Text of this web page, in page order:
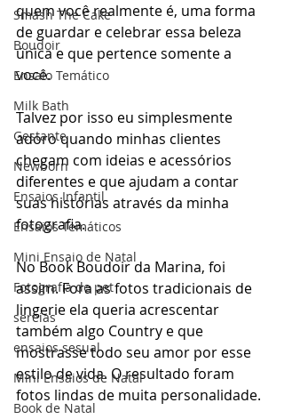
Smash The Cake
Boudoir
Ensaio Temático
Milk Bath
Gestante
Newborn
Ensaios Infantil
Ensaios Temáticos
Mini Ensaio de Natal
Fotografia de pet
sereias
ensaios sesual
Mini Ensaios de Natal
Book de Natal
quem você realmente é, uma forma
de guardar e celebrar essa beleza
única e que pertence somente a
você.
Talvez por isso eu simplesmente
adoro quando minhas clientes
chegam com ideias e acessórios
diferentes e que ajudam a contar
suas histórias através da minha
fotografia.
No Book Boudoir da Marina, foi
assim. Fora as fotos tradicionais de
lingerie ela queria acrescentar
também algo Country e que
mostrasse todo seu amor por esse
estilo de vida. O resultado foram
fotos lindas de muita personalidade.